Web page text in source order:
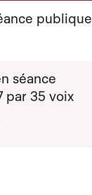
publique
séance
par 35 voix